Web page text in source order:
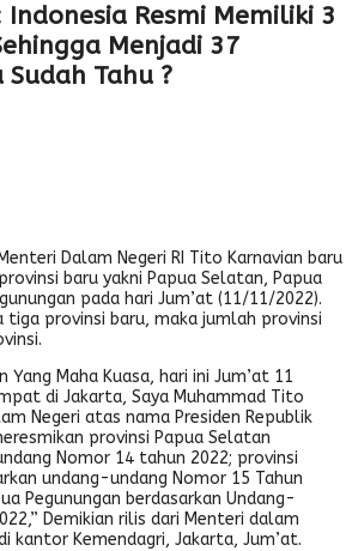
Indonesia Resmi Memiliki 3
Menjadi 37
Sudah Tahu ?
Dalam Negeri RI Tito Karnavian baru
baru yakni Papua Selatan, Papua
pada hari Jum’at (11/11/2022).
tiga provinsi baru, maka jumlah provinsi
Yang Maha Kuasa, hari ini Jum’at 11
di Jakarta, Saya Muhammad Tito
Negeri atas nama Presiden Republik
provinsi Papua Selatan
Nomor 14 tahun 2022; provinsi
undang-undang Nomor 15 Tahun
Pegunungan berdasarkan Undang-
Demikian rilis dari Menteri dalam
kantor Kemendagri, Jakarta, Jum’at.